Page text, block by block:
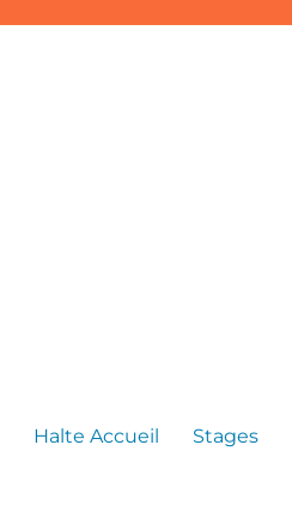
Halte Accueil Stages